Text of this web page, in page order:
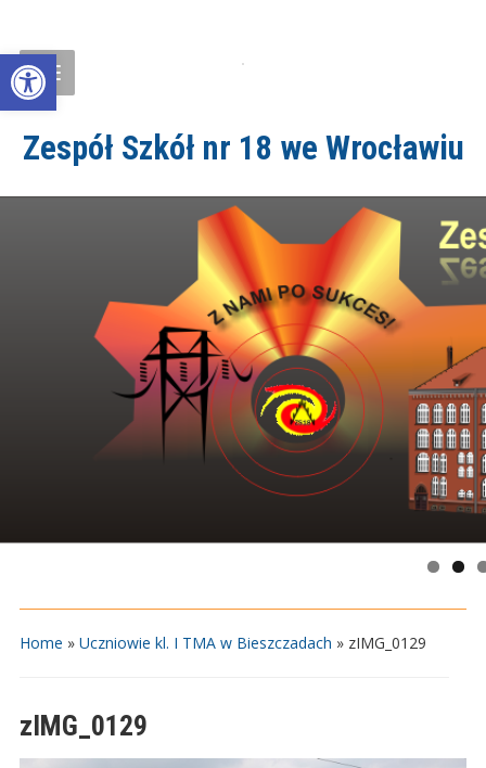
Open toolbar
Zespół Szkół nr 18 we Wrocławiu
Home » Uczniowie kl. I TMA w Bieszczadach » zIMG_0129
zIMG_0129